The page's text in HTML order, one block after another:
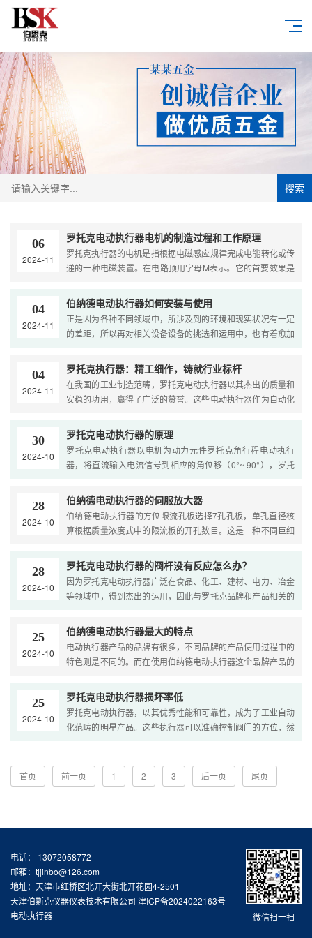
搜索
06
2024-11
罗托克电动执行器电机的制造过程和工作原理
罗托克执行器的电机是指根据电磁感应规律完成电能转化或传
递的一种电磁装置。在电路顶用字母M表示。它的首要效果是
···
04
2024-11
伯纳德电动执行器如何安装与使用
正是因为各种不同领域中，所涉及到的环境和现实状况有一定
的差距，所以再对相关设备设备的挑选和运用中，也有着愈加
04
2024-11
罗托克执行器：精工细作，铸就行业标杆
在我国的工业制造范畴，罗托克电动执行器以其杰出的质量和
安稳的功用，赢得了广泛的赞誉。这些电动执行器作为自动化
30
2024-10
罗托克电动执行器的原理
罗托克电动执行器以电机为动力元件罗托克角行程电动执行
器，将直流输入电流信号到相应的角位移（0°~ 90°），罗托
···
28
2024-10
伯纳德电动执行器的伺服放大器
伯纳德电动执行器的方位限流孔板选择7孔孔板，单孔直径核
算根据质量浓度式中的限流板的开孔数目。这是一种不同巨细
···
28
2024-10
罗托克电动执行器的阀杆没有反应怎么办？
因为罗托克电动执行器广泛在食品、化工、建材、电力、冶金
等领域中，得到杰出的运用，因此与罗托克品牌和产品相关的
25
2024-10
伯纳德电动执行器最大的特点
电动执行器产品的品牌有很多，不同品牌的产品使用过程中的
特色则是不同的。而在使用伯纳德电动执行器这个品牌产品的
25
2024-10
罗托克电动执行器损坏率低
罗托克电动执行器，以其优秀性能和可靠性，成为了工业自动
化范畴的明星产品。这些执行器可以准确控制阀门的方位，然
首页 前一页 1 2 3 后一页 尾页
微信扫一扫
电话： 13072058772
邮箱：tjjinbo@126.com
地址：天津市红桥区北开大街北开花园4-2501
天津伯斯克仪器仪表技术有限公司 津ICP备2024022163号
电动执行器